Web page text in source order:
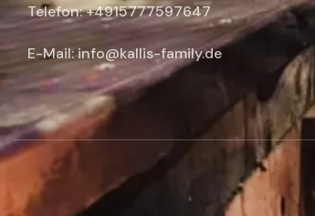
Telefon: +4915777597647
E-Mail: info@kallis-family.de